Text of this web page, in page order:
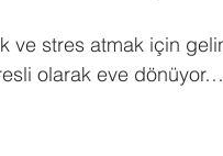
ve stres atmak için
olarak eve dönüyor…